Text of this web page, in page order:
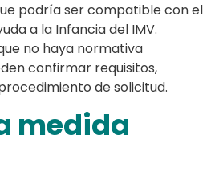
podría ser compatible con el
a la Infancia del IMV.
no haya normativa
confirmar requisitos,
de solicitud.
medida